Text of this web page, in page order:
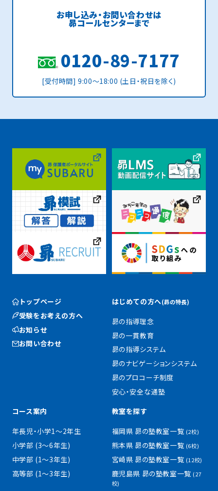
お申し込み・お問い合わせは
昴コールセンターまで
0120-89-7177
[受付時間] 9:00〜18:00 (土日・祝日を除く)
トップページ
受験をお考えの方へ
お知らせ
お問い合わせ
はじめての方へ(昴の特長)
昴の指導理念
昴の一貫教育
昴の指導システム
昴のナビゲーションシステム
昴のプロコーチ制度
安心・安全な通塾
コース案内
年長児・小学1〜2年生
小学部 (3〜6年生)
中学部 (1〜3年生)
高等部 (1〜3年生)
教室を探す
福岡県 昴の塾教室一覧 (2校)
熊本県 昴の塾教室一覧 (6校)
宮崎県 昴の塾教室一覧 (12校)
鹿児島県 昴の塾教室一覧(27
校)